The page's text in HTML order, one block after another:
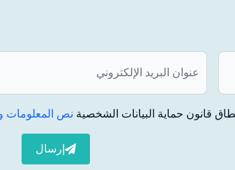
قانون حماية البيانات الشخصية نص المعلومات
إرسال